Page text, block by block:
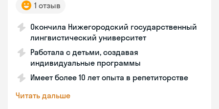
1 отзыв
Окончила Нижегородский государственный
лингвистический университет
Работала с детьми, создавая
индивидуальные программы
Имеет более 10 лет опыта в репетиторстве
Читать дальше